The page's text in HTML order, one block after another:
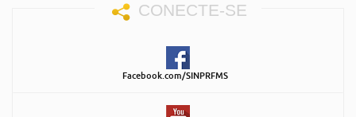
CONECTE-SE
Facebook.com/SINPRFMS